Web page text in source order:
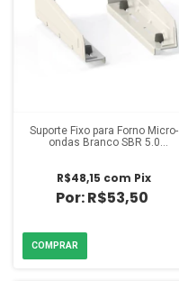
Suporte Fixo para Forno Micro-
ondas Branco SBR 5.0
R$53,50
R$48,15 com Pix